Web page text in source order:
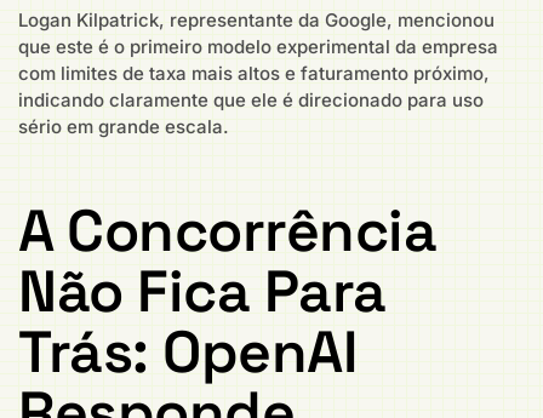
Logan Kilpatrick, representante da Google, mencionou
que este é o primeiro modelo experimental da empresa
com limites de taxa mais altos e faturamento próximo,
indicando claramente que ele é direcionado para uso
sério em grande escala.
A Concorrência
Não Fica Para
Trás: OpenAI